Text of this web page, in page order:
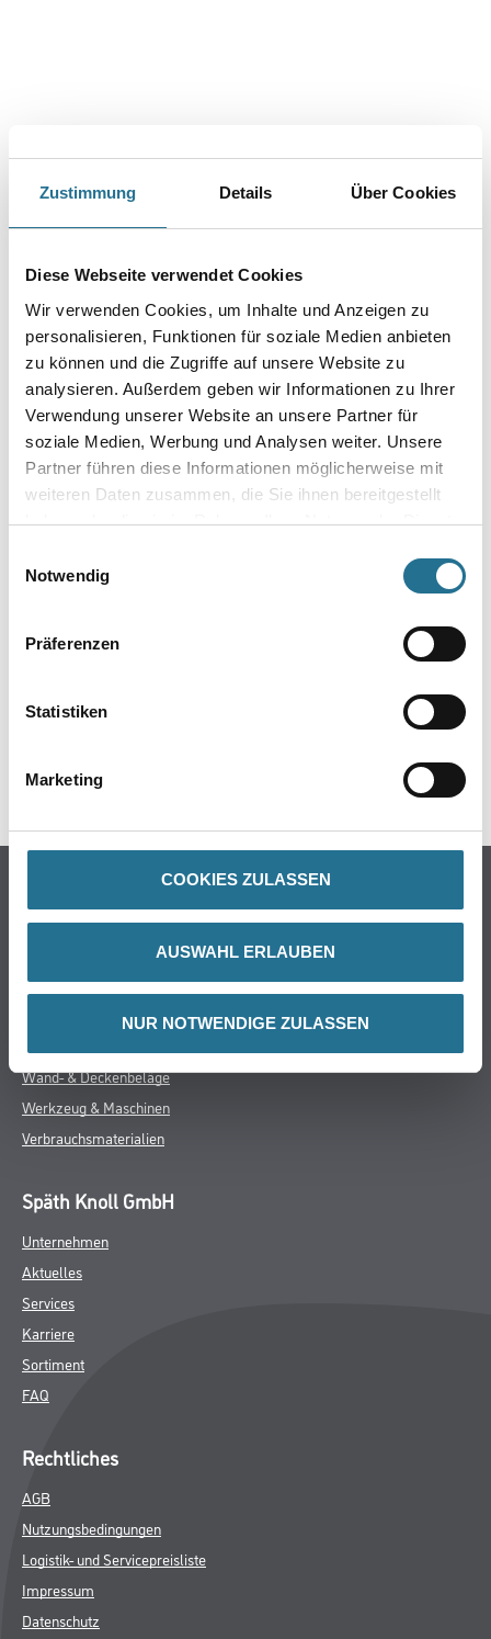
Zustimmung Details Über Cookies
Diese Webseite verwendet Cookies
Wir verwenden Cookies, um Inhalte und Anzeigen zu
personalisieren, Funktionen für soziale Medien anbieten
zu können und die Zugriffe auf unsere Website zu
analysieren. Außerdem geben wir Informationen zu Ihrer
Verwendung unserer Website an unsere Partner für
soziale Medien, Werbung und Analysen weiter. Unsere
Partner führen diese Informationen möglicherweise mit
weiteren Daten zusammen, die Sie ihnen bereitgestellt
haben oder die sie im Rahmen Ihrer Nutzung der Dienste
Notwendig
Präferenzen
Statistiken
Marketing
COOKIES ZULASSEN
AUSWAHL ERLAUBEN
NUR NOTWENDIGE ZULASSEN
PRODUKTEIGENSCHAFTEN
von Kabelschlitzen
- Für innen
- CE-konform gem. DIN EN 13279-1 (Gipsbinder zur
Direktverwendung oder Weiterverarbeitung A1)
Verarbeitungstemp./Luftfeuchte
Der Untergrund muss trocken, tragfähig und frei von Trennmitteln
sein.
Verarbeitungszeit
Die angerührte Gipsmasse bleibt ca. 10 Minuten verwendbar.
SPEZIFIKATIONEN
Farbe
Trockenbau
Putze- und Spachtelmassen
Wand- & Deckenbeläge
Werkzeug & Maschinen
Verbrauchsmaterialien
Späth Knoll GmbH
Unternehmen
Aktuelles
Services
Karriere
Sortiment
FAQ
Rechtliches
AGB
Nutzungsbedingungen
Logistik- und Servicepreisliste
Impressum
Datenschutz